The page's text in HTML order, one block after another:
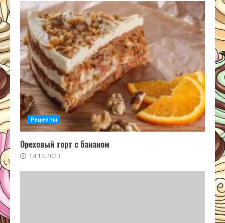
Рецепты
Ореховый торт с бананом
14.12.2023